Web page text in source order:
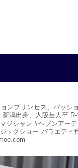
3 X
ンプリンセス、パッ
新潟出身、大阪芸大卒
ジシャン #ヘブンアーテ
ックショー バラエティ